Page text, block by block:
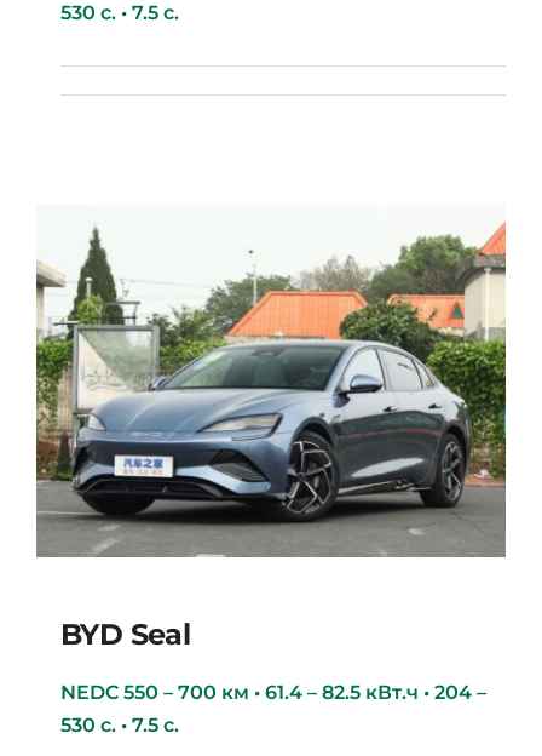
BYD Yuan Plus
530 с. • 7.5 с.
BYD Seal
NEDC 550 – 700 км • 61.4 – 82.5 кВт.ч • 204 –
530 с. • 7.5 с.